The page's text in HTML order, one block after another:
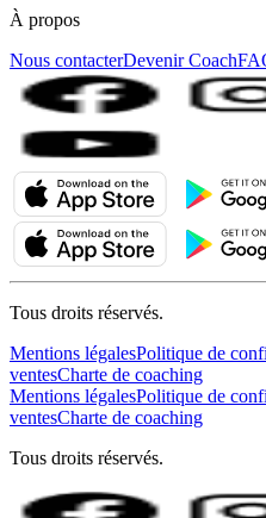
À propos
Nous contacterDevenir Coach
Tous droits réservés.
Mentions légalesPolitique de
ventesCharte de coaching
Mentions légalesPolitique de
ventesCharte de coaching
Tous droits réservés.